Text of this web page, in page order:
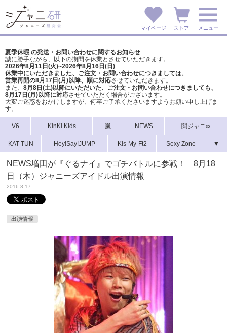
マイページ ストア メニュー
夏季休暇 の発送・お問い合わせに関するお知らせ
誠に勝手ながら、以下の期間を休業とさせていただきます。
2026年8月11日(火)~2026年8月16日(日)
休業中にいただきました、ご注文・お問い合わせにつきましては、
営業再開の8月17日(月)以降、順に対応させていただきます。
また、 8月8日(土)以降にいただいた、ご注文・ お問い合わせにつきましても、
8月17日(月)以降に対応させていただく場合がございます。
大変ご迷惑をおかけしますが、 何卒ご了承くださいますようお願い申し上げま
す。
V6 KinKi Kids 嵐 NEWS 関ジャニ∞
KAT-TUN Hey!Say!JUMP Kis-My-Ft2 Sexy Zone ▼
NEWS増田が『ぐるナイ』でゴチバトルに参戦！ 8月18
日（木）ジャニーズアイドル出演情報
2016.8.17
出演情報